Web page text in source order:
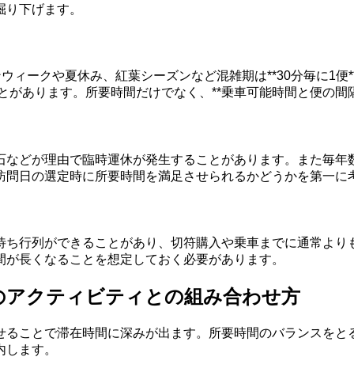
下げます。
ィークや夏休み、紅葉シーズンなど混雑期は**30分毎に1
あります。所要時間だけでなく、**乗車可能時間と便の
どが理由で臨時運休が発生することがあります。また毎
日の選定時に所要時間を満足させられるかどうかを第一に
行列ができることがあり、切符購入や乗車までに通常よ
長くなることを想定しておく必要があります。
クティビティとの組み合わせ方
ことで滞在時間に深みが出ます。所要時間のバランスを
ます。